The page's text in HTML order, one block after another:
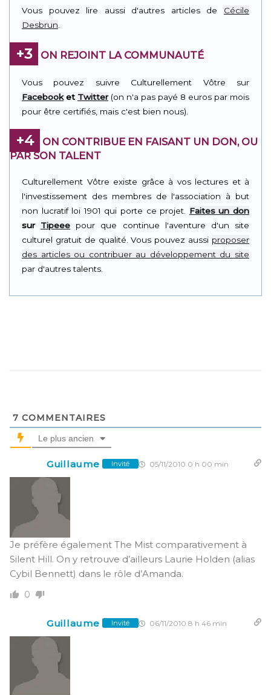
Vous pouvez lire aussi d'autres articles de Cécile
Desbrun.
+3 ON REJOINT LA COMMUNAUTÉ
Vous pouvez suivre Culturellement Vôtre sur
Facebooket Twitter(on n'a pas payé 8 euros par mois
pour être certifiés, mais c'est bien nous).
+4
ON CONTRIBUE EN FAISANT UN DON, OU
PAR SON TALENT
Culturellement Vôtre existe grâce à vos lectures et à
l'investissement des membres de l'association à but
non lucratif loi 1901 qui porte ce projet. Faites un don
sur Tipeee pour que continue l'aventure d'un site
culturel gratuit de qualité. Vous pouvez aussi proposer
des articles ou contribuer au développement du site
par d'autres talents.
7 COMMENTAIRES
Le plus ancien
Guillaume Invité 05/11/2010 0 h 00 min
Je préfère également The Mist comparativement à
Silent Hill. On y retrouve d’ailleurs Laurie Holden (alias
Cybil Bennett) dans le rôle d’Amanda.
0
Guillaume Invité 06/11/2010 8 h 46 min